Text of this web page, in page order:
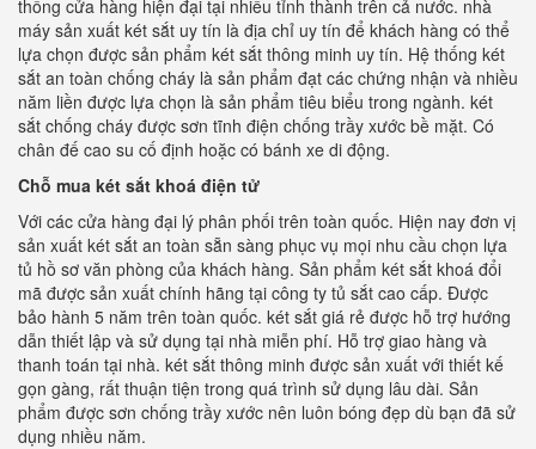
thống cửa hàng hiện đại tại nhiều tỉnh thành trên cả nước. nhà
máy sản xuất két sắt uy tín là địa chỉ uy tín để khách hàng có thể
lựa chọn được sản phẩm két sắt thông minh uy tín. Hệ thống két
sắt an toàn chống cháy là sản phẩm đạt các chứng nhận và nhiều
năm liền được lựa chọn là sản phẩm tiêu biểu trong ngành. két
sắt chống cháy được sơn tĩnh điện chống trầy xước bề mặt. Có
chân đế cao su cố định hoặc có bánh xe di động.
Chỗ mua két sắt khoá điện tử
Với các cửa hàng đại lý phân phối trên toàn quốc. Hiện nay đơn vị
sản xuất két sắt an toàn sẵn sàng phục vụ mọi nhu cầu chọn lựa
tủ hồ sơ văn phòng của khách hàng. Sản phẩm két sắt khoá đổi
mã được sản xuất chính hãng tại công ty tủ sắt cao cấp. Được
bảo hành 5 năm trên toàn quốc. két sắt giá rẻ được hỗ trợ hướng
dẫn thiết lập và sử dụng tại nhà miễn phí. Hỗ trợ giao hàng và
thanh toán tại nhà. két sắt thông minh được sản xuất với thiết kế
gọn gàng, rất thuận tiện trong quá trình sử dụng lâu dài. Sản
phẩm được sơn chống trầy xước nên luôn bóng đẹp dù bạn đã sử
dụng nhiều năm.